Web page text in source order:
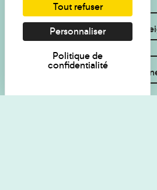
Je souhaite des
Inscrivez-vous à la
Tout refuser
Personnaliser
Politique de
confidentialité